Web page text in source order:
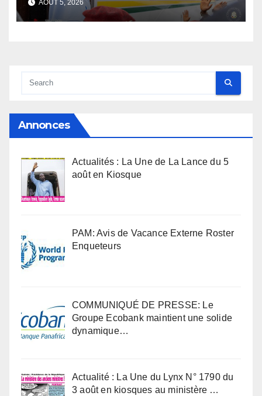
l’armée rassure
AOÛT 5, 2026
Annonces
Actualités : La Une de La Lance du 5
août en Kiosque
PAM: Avis de Vacance Externe Roster
Enqueteurs
COMMUNIQUÉ DE PRESSE: Le
Groupe Ecobank maintient une solide
dynamique…
Actualité : La Une du Lynx N° 1790 du
3 août en kiosques au ministère …